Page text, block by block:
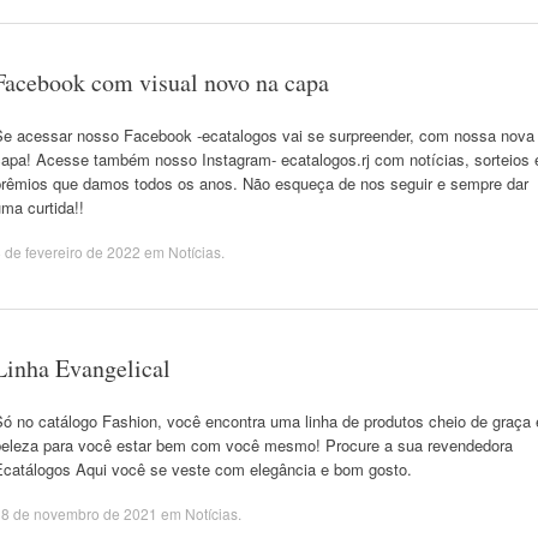
com visual novo na capa
acessar nosso Facebook -ecatalogos vai se surpreender, com nossa nova
Acesse também nosso Instagram- ecatalogos.rj com notícias, sorteios
que damos todos os anos. Não esqueça de nos seguir e sempre dar
curtida!!
de fevereiro de 2022 em Notícias.
Evangelical
no catálogo Fashion, você encontra uma linha de produtos cheio de graça
para você estar bem com você mesmo! Procure a sua revendedora
Aqui você se veste com elegância e bom gosto.
de novembro de 2021 em Notícias.